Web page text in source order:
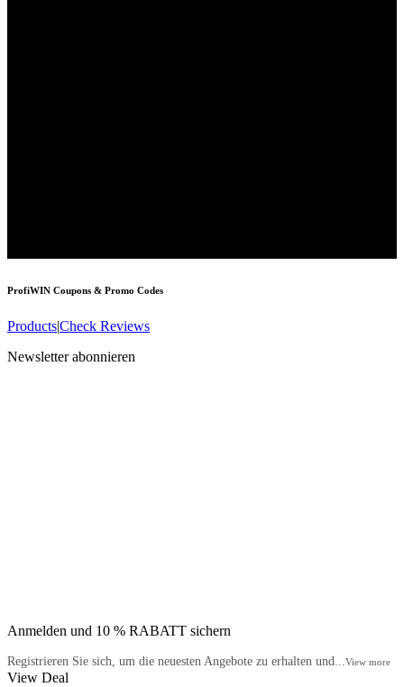
ProfiWIN Coupons & Promo Codes
Products|Check Reviews
Newsletter abonnieren
Anmelden und 10 % RABATT sichern
Registrieren Sie sich, um die neuesten Angebote zu erhalten und...View more
View Deal